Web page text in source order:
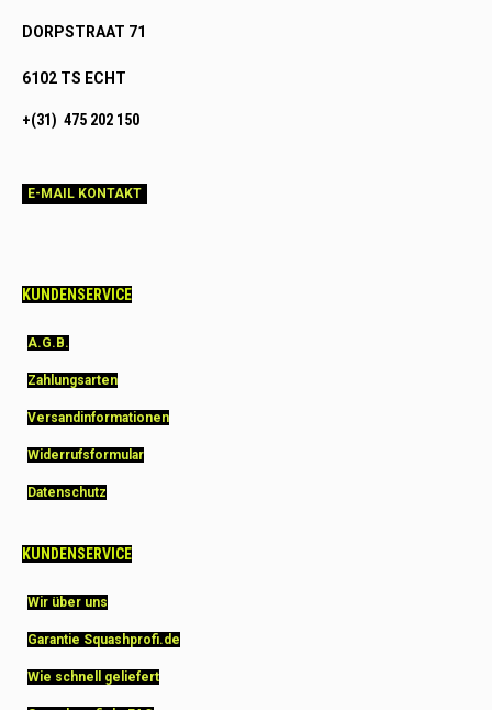
DORPSTRAAT 71
6102 TS ECHT
+(31) 475 202 150
E-MAIL KONTAKT
KUNDENSERVICE
A.G.B.
Zahlungsarten
Versandinformationen
Widerrufsformular
Datenschutz
KUNDENSERVICE
Wir über uns
Garantie Squashprofi.de
Wie schnell geliefert